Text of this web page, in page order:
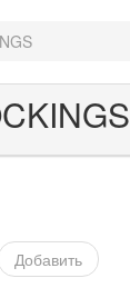
Добавить